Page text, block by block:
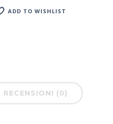
ADD TO WISHLIST
RECENSIONI (0)